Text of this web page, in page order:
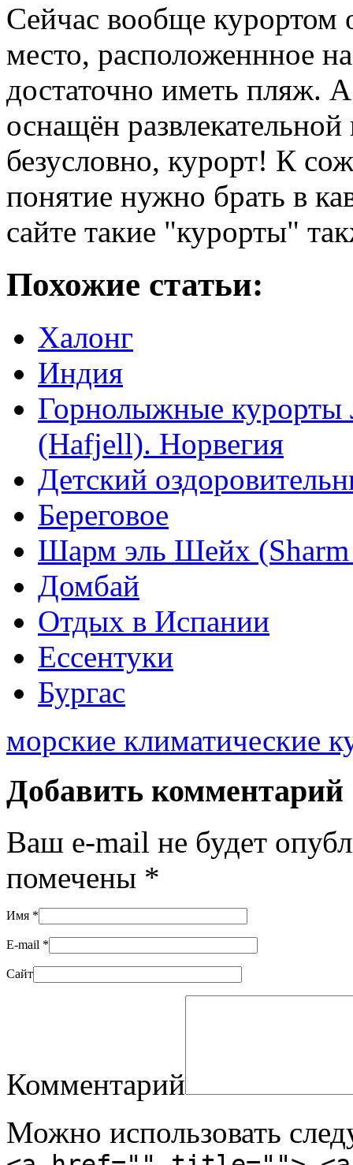
Сейчас вообще курортом
место, расположеннное
достаточно иметь пляж.
оснащён
безусловно, курорт! К
понятие нужно брать в
сайте такие "курорты"
Похожие статьи:
Халонг
Индия
Горнолыжные курорты
(Hafjell). Норвегия
Детский
Береговое
Шарм эль Шейх (Sharm
Домбай
Отдых в Испании
Ессентуки
Бургас
морские климатические
Добавить комментарий
Ваш e-mail не будет
помечены *
Имя *
E-mail *
Сайт
Комментарий
Можно использовать